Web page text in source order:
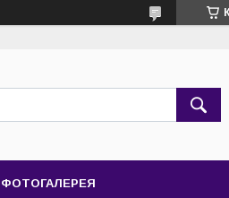
ФОТОГАЛЕРЕЯ